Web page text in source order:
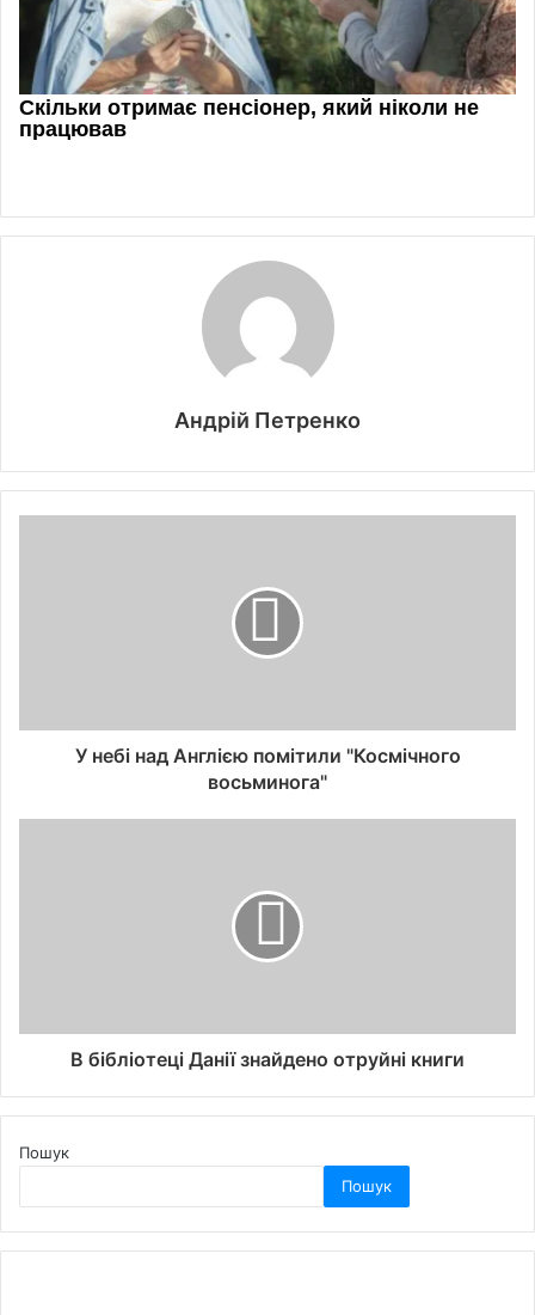
Андрій Петренко
У небі над Англією помітили "Космічного
восьминога"
В бібліотеці Данії знайдено отруйні книги
Пошук
Пошук